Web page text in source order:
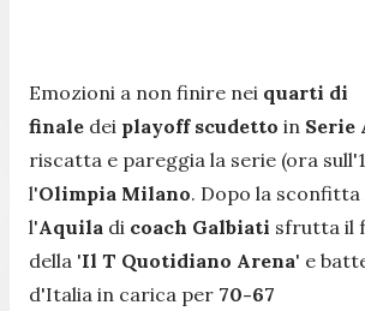
Emozioni a non finire nei quarti di
finale dei playoff scudetto in Serie
riscatta e pareggia la serie (ora
l'Olimpia Milano. Dopo la sconfitta
l'Aquila di coach Galbiati sfrutta il
della 'Il T Quotidiano Arena' e
d'Italia in carica per 70-67